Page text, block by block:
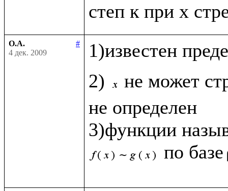
О.А.
#
4 дек. 2009
1)известен
2)
не может
не определен
3)функции
по базе